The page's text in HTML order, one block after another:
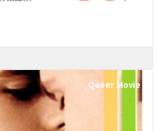
Queer Movie